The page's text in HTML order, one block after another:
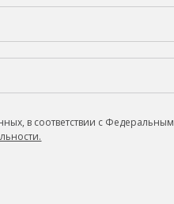
в соответствии с Федеральным